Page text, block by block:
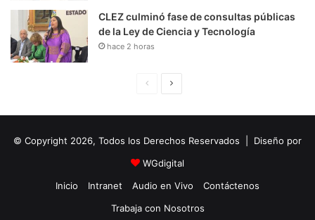
CLEZ culminó fase de consultas públicas
de la Ley de Ciencia y Tecnología
hace 2 horas
i
n
a
u
i
e
© Copyright 2026, Todos los Derechos Reservados | Diseño por
WGdigital
Inicio
Intranet Audio en Vivo
Contáctenos
Trabaja con Nosotros